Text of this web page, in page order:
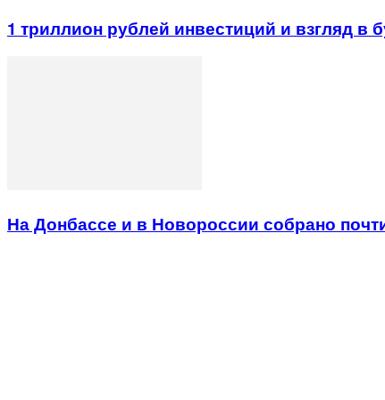
1 триллион рублей инвестиций и взгляд в
На Донбассе и в Новороссии собрано